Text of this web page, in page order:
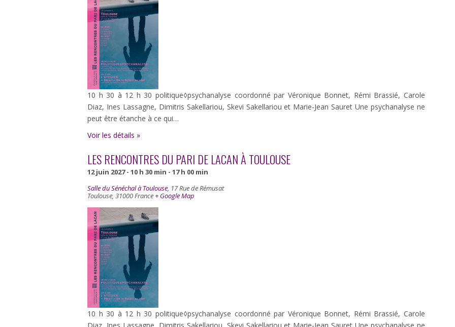
10 h 30 à 12 h 30 politique◊psychanalyse coordonné par Véronique Bonnet, Rémi Brassié, Carole
Diaz, Ines Lassagne, Dimitris Sakellariou, Skevi Sakellariou et Marie-Jean Sauret Une psychanalyse ne
peut être étanche à ce qui…
Voir les détails »
LES RENCONTRES DU PARI DE LACAN À TOULOUSE
12 juin 2027 - 10 h 30 min - 17 h 00 min
Salle du Sénéchal à Toulouse, 17 Rue de Rémusat
Toulouse, 31000France + Google Map
10 h 30 à 12 h 30 politique◊psychanalyse coordonné par Véronique Bonnet, Rémi Brassié, Carole